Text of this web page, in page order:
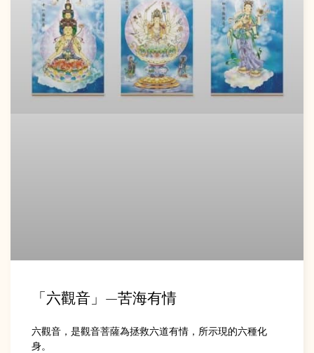
「六觀音」—苦海有情
六觀音，是觀音菩薩為拯救六道有情，所示現的六種化
身。